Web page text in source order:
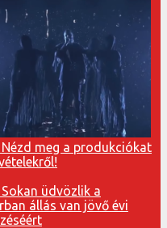
meg a produkciókat
üdvözlik a
állás van jövő évi